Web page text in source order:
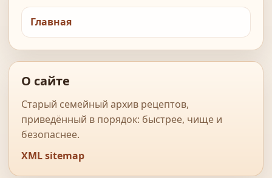
Главная
О сайте
Старый семейный архив рецептов,
приведённый в порядок: быстрее, чище и
безопаснее.
XML sitemap